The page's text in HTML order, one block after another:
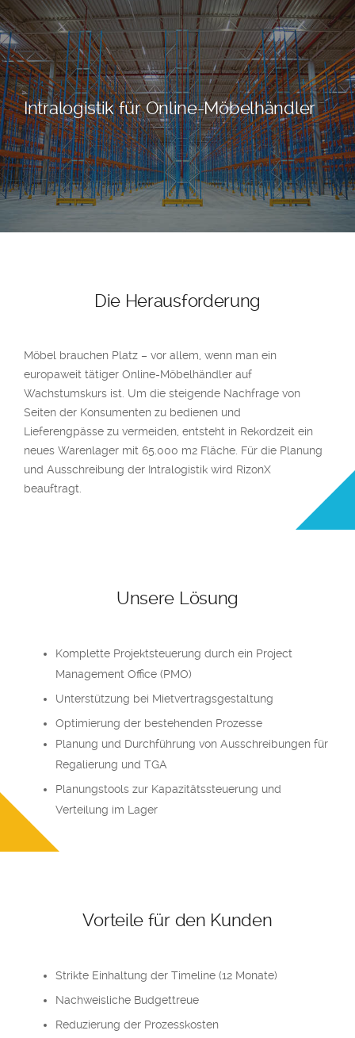
Intralogistik für Online-Möbelhändler
Die Herausforderung
Möbel brauchen Platz – vor allem, wenn man ein
europaweit tätiger Online-Möbelhändler auf
Wachstumskurs ist. Um die steigende Nachfrage von
Seiten der Konsumenten zu bedienen und
Lieferengpässe zu vermeiden, entsteht in Rekordzeit ein
neues Warenlager mit 65.000 m2 Fläche. Für die Planung
und Ausschreibung der Intralogistik wird RizonX
beauftragt.
Unsere Lösung
Komplette Projektsteuerung durch ein Project
Management Office (PMO)
Unterstützung bei Mietvertragsgestaltung
Optimierung der bestehenden Prozesse
Planung und Durchführung von Ausschreibungen für
Regalierung und TGA
Planungstools zur Kapazitätssteuerung und
Verteilung im Lager
Vorteile für den Kunden
Strikte Einhaltung der Timeline (12 Monate)
Nachweisliche Budgettreue
Reduzierung der Prozesskosten